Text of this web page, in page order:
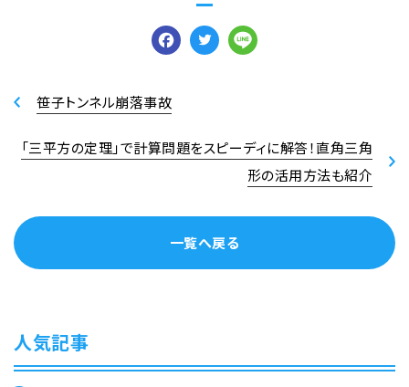
Facebook
Twitter
笹子トンネル崩落事故
一覧へ戻る
「三平方の定理」で計算問題をスピーディに解答！直角三角
形の活用方法も紹介
人気記事